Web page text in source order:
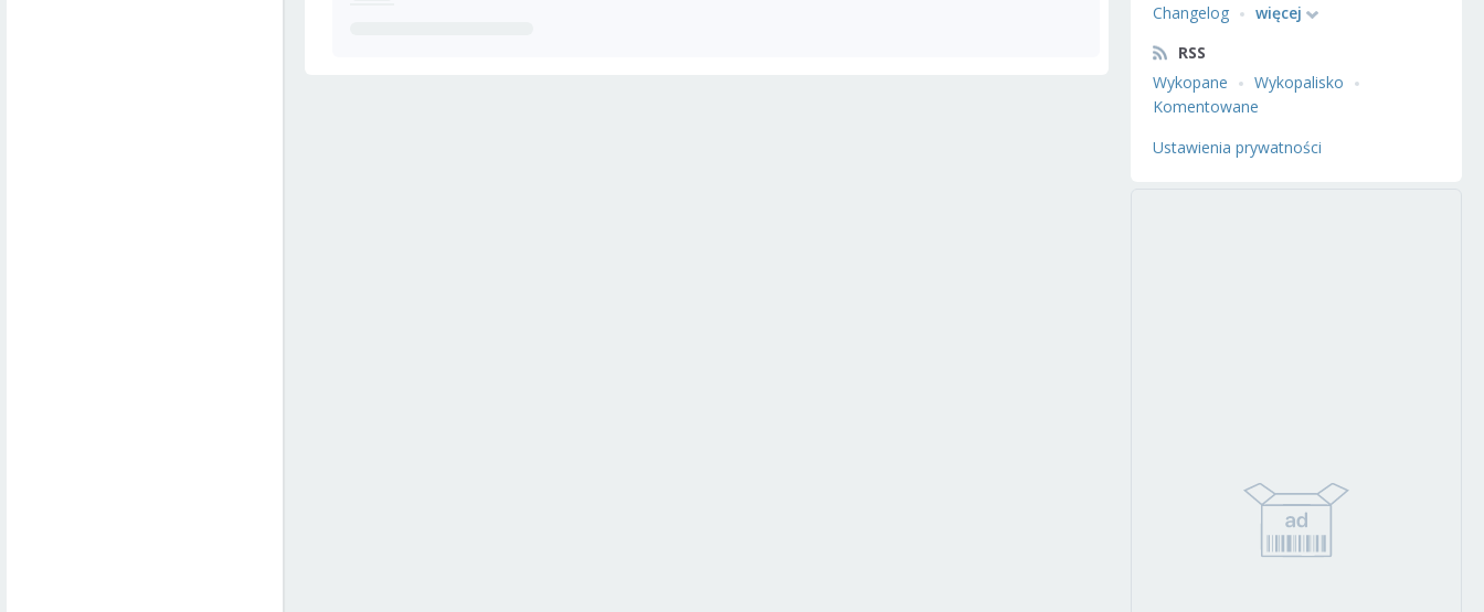
Changelog
więcej
RSS
Wykopane
Wykopalisko
Komentowane
Ustawienia prywatności